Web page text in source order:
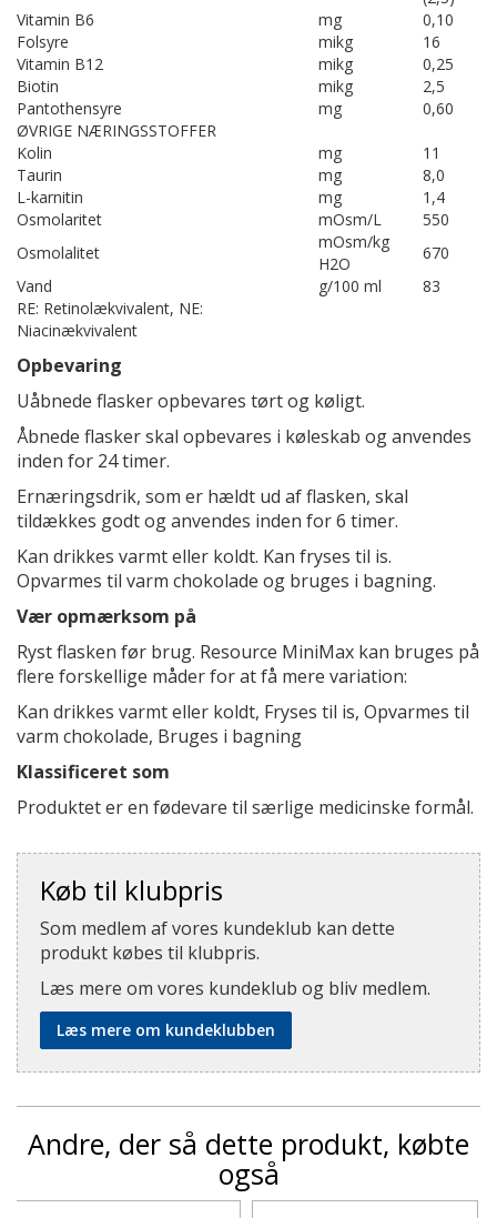
Vitamin B6
mg
0,10
Folsyre
mikg
16
Vitamin B12
mikg
0,25
Biotin
mikg
2,5
Pantothensyre
mg
0,60
ØVRIGE NÆRINGSSTOFFER
Kolin
mg
11
Taurin
mg
8,0
L-karnitin
mg
1,4
Osmolaritet
mOsm/L
550
Osmolalitet
mOsm/kg
H2O
670
Vand
g/100 ml
83
RE: Retinolækvivalent, NE:
Niacinækvivalent
Opbevaring
Uåbnede flasker opbevares tørt og køligt.
Åbnede flasker skal opbevares i køleskab og anvendes
inden for 24 timer.
Ernæringsdrik, som er hældt ud af flasken, skal
tildækkes godt og anvendes inden for 6 timer.
Kan drikkes varmt eller koldt. Kan fryses til is.
Opvarmes til varm chokolade og bruges i bagning.
Vær opmærksom på
Ryst flasken før brug. Resource MiniMax kan bruges på
flere forskellige måder for at få mere variation:
Kan drikkes varmt eller koldt, Fryses til is, Opvarmes til
varm chokolade, Bruges i bagning
Klassificeret som
Produktet er en fødevare til særlige medicinske formål.
Køb til klubpris
Som medlem af vores kundeklub kan dette
produkt købes til klubpris.
Læs mere om vores kundeklub og bliv medlem.
Læs mere om kundeklubben
Andre, der så dette produkt, købte
også